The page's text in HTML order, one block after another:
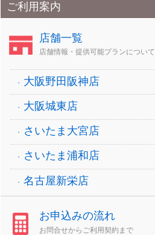
ご利用案内
店舗一覧
店舗情報・提供可能プランについて
大阪野田阪神店
大阪城東店
さいたま大宮店
さいたま浦和店
名古屋新栄店
お申込みの流れ
お問合せからご利用契約まで